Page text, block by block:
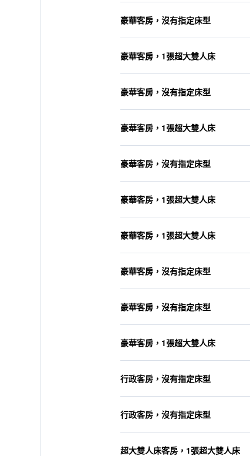
豪華客房，沒有指定床型
豪華客房，1張超大雙人床
豪華客房，沒有指定床型
豪華客房，1張超大雙人床
豪華客房，沒有指定床型
豪華客房，1張超大雙人床
豪華客房，1張超大雙人床
豪華客房，沒有指定床型
豪華客房，沒有指定床型
豪華客房，1張超大雙人床
行政客房，沒有指定床型
行政客房，沒有指定床型
超大雙人床客房，1張超大雙人床